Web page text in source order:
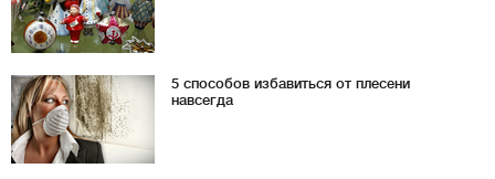
5 способов избавиться от плесени
навсегда